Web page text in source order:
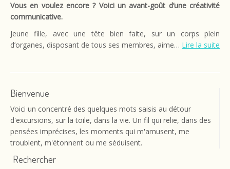
Vous en voulez encore ? Voici un avant-goût d’une créativité
communicative.
Jeune fille, avec une tête bien faite, sur un corps plein
d’organes, disposant de tous ses membres, aime… Lire la suite
Bienvenue
Voici un concentré des quelques mots saisis au détour
d'excursions, sur la toile, dans la vie. Un fil qui relie, dans des
pensées imprécises, les moments qui m'amusent, me
troublent, m'étonnent ou me séduisent.
Rechercher